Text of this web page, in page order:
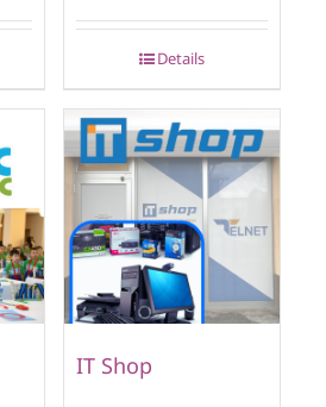
Details
IT Shop